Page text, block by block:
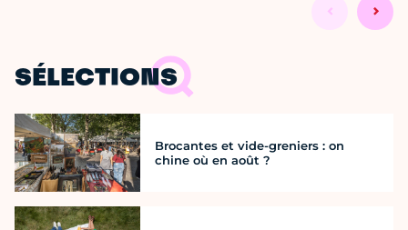
SÉLECTIONS
Brocantes et vide-greniers : on
chine où en août ?